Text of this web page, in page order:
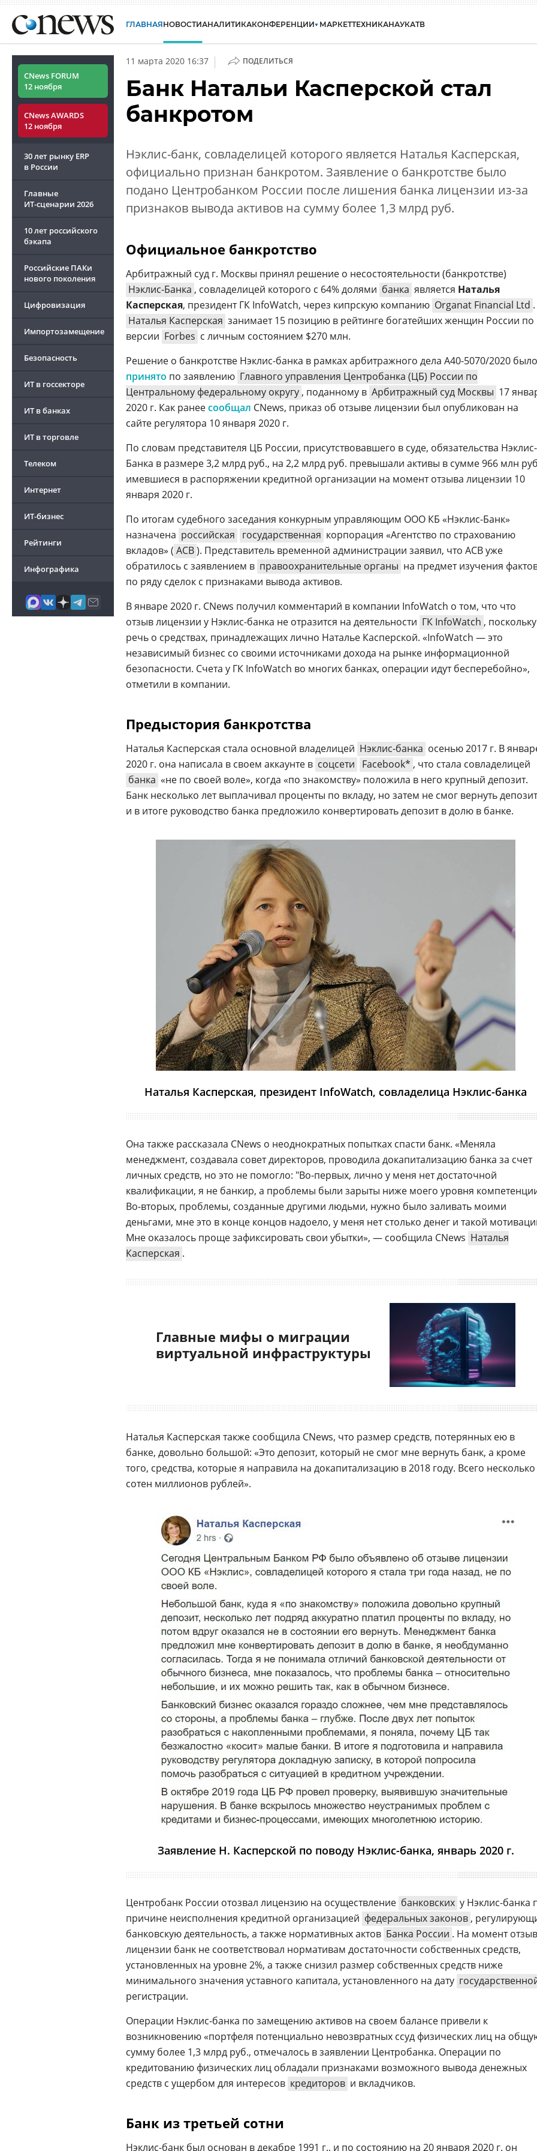
ГЛАВНАЯНОВОСТИАНАЛИТИКАКОНФЕРЕНЦИИ МАРКЕТТЕХНИКАНАУКАТВ
CNews FORUM
12 ноября
CNews AWARDS
12 ноября
30 лет рынку ERP
в России
Главные
ИТ-сценарии 2026
10 лет российского
бэкапа
Российские ПАКи
нового поколения
Цифровизация
Импортозамещение
Безопасность
ИТ в госсекторе
ИТ в банках
ИТ в торговле
Телеком
Интернет
ИТ-бизнес
Рейтинги
Инфографика
11 марта 2020 16:37 | ПОДЕЛИТЬСЯ
Банк Натальи Касперской стал
банкротом
Нэклис-банк, совладелицей которого является Наталья Касперская,
официально признан банкротом. Заявление о банкротстве было
подано Центробанком России после лишения банка лицензии из-за
признаков вывода активов на сумму более 1,3 млрд руб.
Официальное банкротство
Арбитражный суд г. Москвы принял решение о несостоятельности (банкротстве)
Нэклис-Банка , совладелицей которого с 64% долями банка является Наталья
Касперская, президент ГК InfoWatch, через кипрскую компанию Organat Financial Ltd .
Наталья Касперская занимает 15 позицию в рейтинге богатейших женщин России по
версии Forbes с личным состоянием $270 млн.
Решение о банкротстве Нэклис-банка в рамках арбитражного дела A40-5070/2020 было
принято по заявлению Главного управления Центробанка (ЦБ) России по
Центральному федеральному округу , поданному в Арбитражный суд Москвы 17
2020 г. Как ранеесообщал CNews, приказ об отзыве лицензии был опубликован на
сайте регулятора 10 января 2020 г.
По словам представителя ЦБ России, присутствовавшего в суде, обязательства Нэклис-
Банка в размере 3,2 млрд руб., на 2,2 млрд руб. превышали активы в сумме 966 млн
имевшиеся в распоряжении кредитной организации на момент отзыва лицензии 10
января 2020 г.
По итогам судебного заседания конкурным управляющим ООО КБ «Нэклис-Банк»
назначена российская государственная корпорация «Агентство по страхованию
вкладов» ( АСВ). Представитель временной администрации заявил, что АСВ уже
обратилось с заявлением в правоохранительные органы на предмет изучения
по ряду сделок с признаками вывода активов.
В январе 2020 г. CNews получил комментарий в компании InfoWatch о том, что что
отзыв лицензии у Нэклис-банка не отразится на деятельности ГК InfoWatch , поскольку
речь о средствах, принадлежащих лично Наталье Касперской. «InfoWatch — это
независимый бизнес со своими источниками дохода на рынке информационной
безопасности. Счета у ГК InfoWatch во многих банках, операции идут бесперебойно»,
отметили в компании.
Предыстория банкротства
Наталья Касперская стала основной владелицей Нэклис-банка осенью 2017 г. В
2020 г. она написала в своем аккаунте в соцсети Facebook* , что стала совладелицей
банка «не по своей воле», когда «по знакомству» положила в него крупный депозит.
Банк несколько лет выплачивал проценты по вкладу, но затем не смог вернуть
и в итоге руководство банка предложило конвертировать депозит в долю в банке.
Наталья Касперская, президент InfoWatch, совладелица Нэклис-банка
Она также рассказала CNews о неоднократных попытках спасти банк. «Меняла
менеджмент, создавала совет директоров, проводила докапитализацию банка за счет
личных средств, но это не помогло: "Во-первых, лично у меня нет достаточной
квалификации, я не банкир, а проблемы были зарыты ниже моего уровня
Во-вторых, проблемы, созданные другими людьми, нужно было заливать моими
деньгами, мне это в конце концов надоело, у меня нет столько денег и такой
Мне оказалось проще зафиксировать свои убытки», — сообщила CNews Наталья
Касперская .
Главные мифы о миграции
виртуальной инфраструктуры
Наталья Касперская также сообщила CNews, что размер средств, потерянных ею в
банке, довольно большой: «Это депозит, который не смог мне вернуть банк, а кроме
того, средства, которые я направила на докапитализацию в 2018 году. Всего несколько
сотен миллионов рублей».
Заявление Н. Касперской по поводу Нэклис-банка, январь 2020 г.
Центробанк России отозвал лицензию на осуществление банковских у Нэклис-банка
причине неисполнения кредитной организацией федеральных законов ,
банковскую деятельность, а также нормативных актов Банка России . На момент
лицензии банк не соответствовал нормативам достаточности собственных средств,
установленных на уровне 2%, а также снизил размер собственных средств ниже
минимального значения уставного капитала, установленного на дату
регистрации.
Операции Нэклис-банка по замещению активов на своем балансе привели к
возникновению «портфеля потенциально невозвратных ссуд физических лиц на
сумму более 1,3 млрд руб., отмечалось в заявлении Центробанка. Операции по
кредитованию физических лиц обладали признаками возможного вывода денежных
средств с ущербом для интересов кредиторов и вкладчиков.
Банк из третьей сотни
Нэклис-банк был основан в декабре 1991 г., и по состоянию на 20 января 2020 г. он